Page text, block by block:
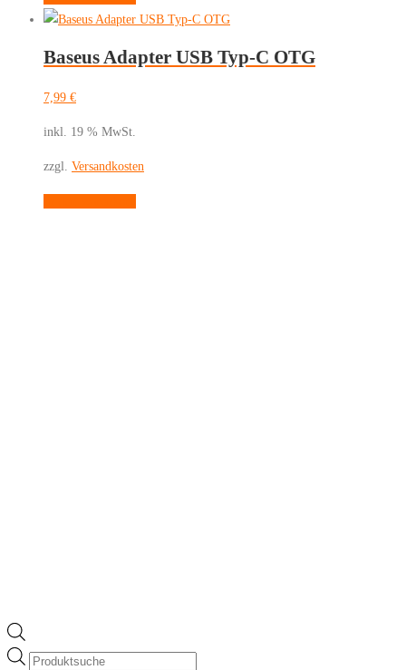
Baseus Adapter USB Typ-C OTG
7,99 €
inkl. 19 % MwSt.
zzgl. Versandkosten
Products